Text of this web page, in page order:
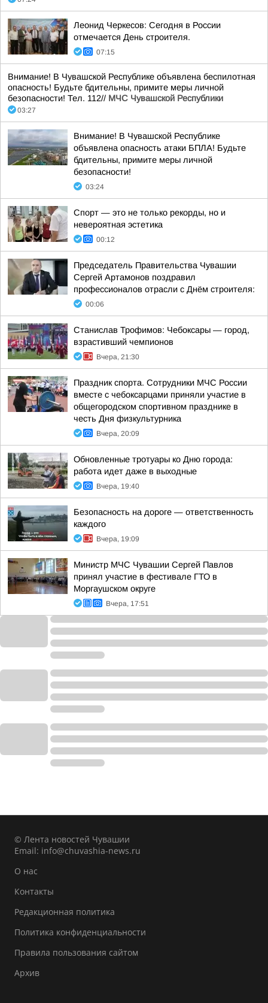
Леонид Черкесов: Сегодня в России
отмечается День строителя.
07:15
Внимание! В Чувашской Республике объявлена беспилотная
опасность! Будьте бдительны, примите меры личной
безопасности! Тел. 112// МЧС Чувашской Республики
03:27
Внимание! В Чувашской Республике
объявлена опасность атаки БПЛА! Будьте
бдительны, примите меры личной
безопасности!
03:24
Спорт — это не только рекорды, но и
невероятная эстетика
00:12
Председатель Правительства Чувашии
Сергей Артамонов поздравил
профессионалов отрасли с Днём строителя:
00:06
Станислав Трофимов: Чебоксары — город,
взрастивший чемпионов
Вчера, 21:30
Праздник спорта. Сотрудники МЧС России
вместе с чебоксарцами приняли участие в
общегородском спортивном празднике в
честь Дня физкультурника
Вчера, 20:09
Обновленные тротуары ко Дню города:
работа идет даже в выходные
Вчера, 19:40
Безопасность на дороге — ответственность
каждого
Вчера, 19:09
Министр МЧС Чувашии Сергей Павлов
принял участие в фестивале ГТО в
Моргаушском округе
Вчера, 17:51
© Лента новостей Чувашии
Email: info@chuvashia-news.ru
О нас
Контакты
Редакционная политика
Политика конфиденциальности
Правила пользования сайтом
Архив